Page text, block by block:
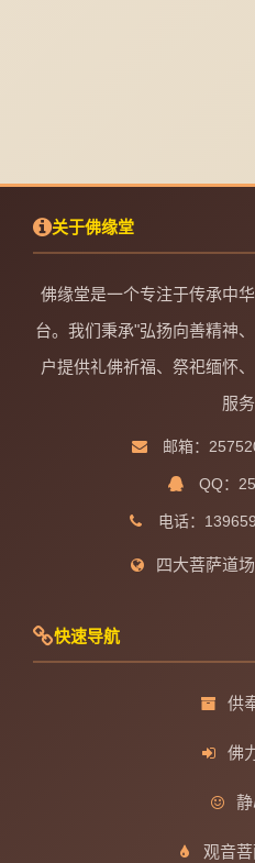
关于佛缘堂
佛缘堂是一个专注于传承中
台。我们秉承"弘扬向善精神
户提供礼佛祈福、祭祀缅怀
服务
邮箱：
QQ：
电话：
四大菩萨道
快速导航
供
佛
观音